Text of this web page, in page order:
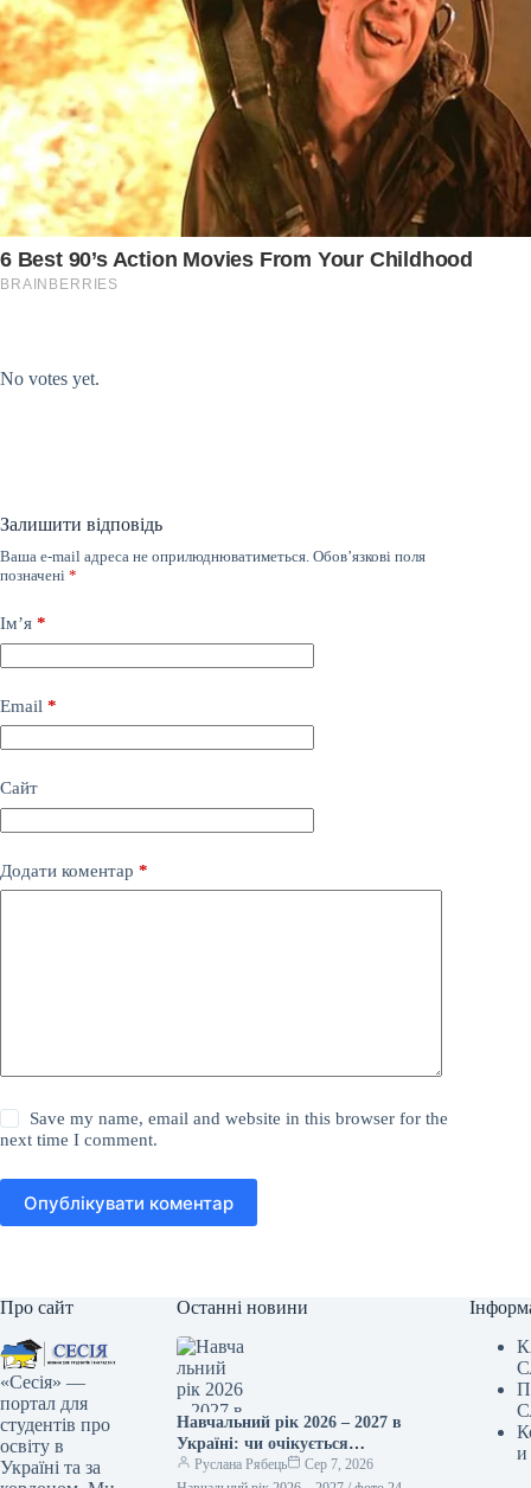
No votes yet.
Залишити відповідь
Ваша e-mail адреса не оприлюднюватиметься. Обов’язкові поля
позначені *
Ім’я *
Email *
Сайт
Додати коментар *
Save my name, email and website in this browser for the
next time I comment.
Опублікувати коментар
Про сайт
«Сесія» —
портал для
студентів про
освіту в
Україні та за
Останні новини
Навчальний рік 2026 – 2027 в
Україні: чи очікується
підвищення зарплат
Руслана Рябець
Сер 7, 2026
и